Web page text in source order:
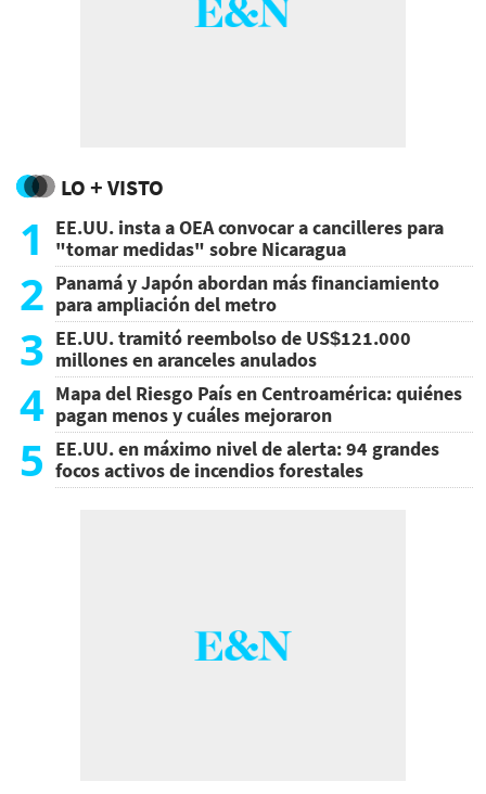
LO + VISTO
1
EE.UU. insta a OEA convocar a cancilleres para
"tomar medidas" sobre Nicaragua
2 Panamá y Japón abordan más financiamiento
para ampliación del metro
3 EE.UU. tramitó reembolso de US$121.000
millones en aranceles anulados
4 Mapa del Riesgo País en Centroamérica: quiénes
pagan menos y cuáles mejoraron
5 EE.UU. en máximo nivel de alerta: 94 grandes
focos activos de incendios forestales